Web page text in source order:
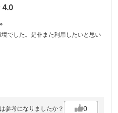
4.0
でした。是非また利用したいと思い
参考になりましたか？ 0